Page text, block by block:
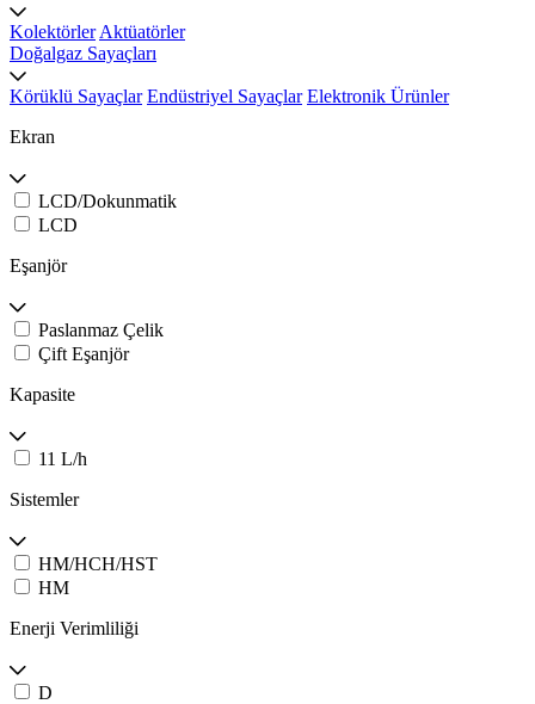
Kolektörler Aktüatörler
Doğalgaz Sayaçları
Körüklü Sayaçlar Endüstriyel Sayaçlar Elektronik Ürünler
Ekran
LCD/Dokunmatik
LCD
Eşanjör
Paslanmaz Çelik
Çift Eşanjör
Kapasite
11 L/h
Sistemler
HM/HCH/HST
HM
Enerji Verimliliği
D